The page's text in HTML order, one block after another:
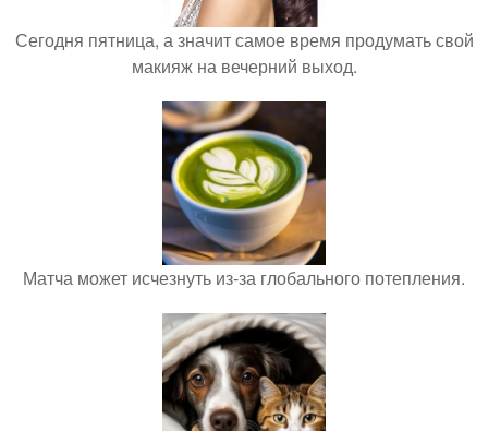
Сегодня пятница, а значит самое время продумать свой
макияж на вечерний выход.
Матча может исчезнуть из-за глобального потепления.